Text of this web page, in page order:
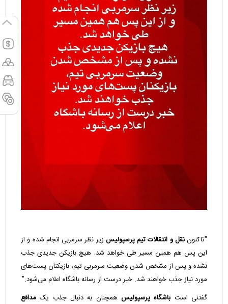
"تاکنوننقل و انتقالات تیم پرسپولیس زیر نظر سرمربی انجام شده و از
این پس هم همین مسیر طی خواهد شد. هیچ بازیکن جدیدی جذب
نشده و پس از مشخص شدن وضعیت سرمربی تیم، بازیکنان پست‌های
مورد نیاز جذب خواهند شد. خبر درست از رسانه باشگاه اعلام می‌شود."
گفتنی است باشگاه پرسپولیس همچنان به دنبال جذب یک مدافع